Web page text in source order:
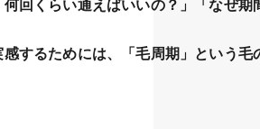
回くらい通えばいいの？」「なぜ
するためには、「毛周期」という